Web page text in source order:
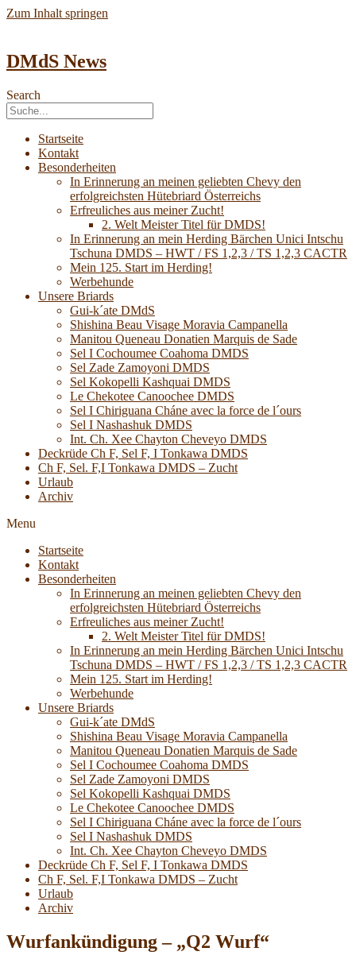
Zum Inhalt springen
DMdS News
Search
Startseite
Kontakt
Besonderheiten
In Erinnerung an meinen geliebten Chevy den
erfolgreichsten Hütebriard Österreichs
Erfreuliches aus meiner Zucht!
2. Welt Meister Titel für DMDS!
In Erinnerung an mein Herding Bärchen Unici Intschu
Tschuna DMDS – HWT / FS 1,2,3 / TS 1,2,3 CACTR
Mein 125. Start im Herding!
Werbehunde
Unsere Briards
Gui-k´ate DMdS
Shishina Beau Visage Moravia Campanella
Manitou Queneau Donatien Marquis de Sade
Sel I Cochoumee Coahoma DMDS
Sel Zade Zamoyoni DMDS
Sel Kokopelli Kashquai DMDS
Le Chekotee Canoochee DMDS
Sel I Chiriguana Cháne avec la force de l´ours
Sel I Nashashuk DMDS
Int. Ch. Xee Chayton Cheveyo DMDS
Deckrüde Ch F, Sel F, I Tonkawa DMDS
Ch F, Sel. F,I Tonkawa DMDS – Zucht
Urlaub
Archiv
Menu
Startseite
Kontakt
Besonderheiten
In Erinnerung an meinen geliebten Chevy den
erfolgreichsten Hütebriard Österreichs
Erfreuliches aus meiner Zucht!
2. Welt Meister Titel für DMDS!
In Erinnerung an mein Herding Bärchen Unici Intschu
Tschuna DMDS – HWT / FS 1,2,3 / TS 1,2,3 CACTR
Mein 125. Start im Herding!
Werbehunde
Unsere Briards
Gui-k´ate DMdS
Shishina Beau Visage Moravia Campanella
Manitou Queneau Donatien Marquis de Sade
Sel I Cochoumee Coahoma DMDS
Sel Zade Zamoyoni DMDS
Sel Kokopelli Kashquai DMDS
Le Chekotee Canoochee DMDS
Sel I Chiriguana Cháne avec la force de l´ours
Sel I Nashashuk DMDS
Int. Ch. Xee Chayton Cheveyo DMDS
Deckrüde Ch F, Sel F, I Tonkawa DMDS
Ch F, Sel. F,I Tonkawa DMDS – Zucht
Urlaub
Archiv
Wurfankündigung – „Q2 Wurf“